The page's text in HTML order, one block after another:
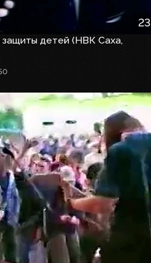
детей (НВК Саха,